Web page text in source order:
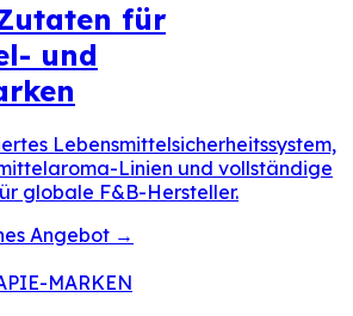
für
und
Lebensmittelsicherheitssystem,
Linien und vollständige
globale F&B-Hersteller.
Angebot →
MARKEN